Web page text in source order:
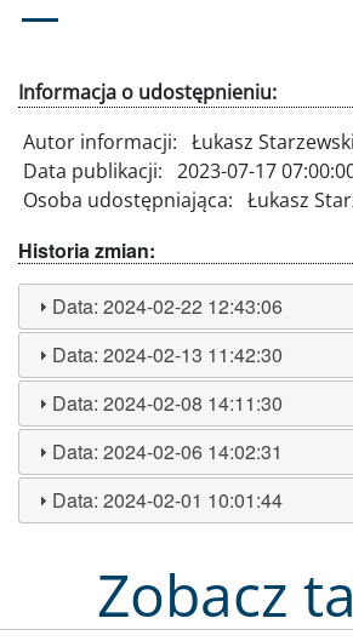
Informacja o udostępnieniu:
Autor informacji: Łukasz Starzewski
Data publikacji: 2023-07-17
Osoba udostępniająca: Łukasz
Historia zmian:
Data:2024-02-22 12:43:06
Data:2024-02-13 11:42:30
Data:2024-02-08 14:11:30
Data:2024-02-06 14:02:31
Data:2024-02-01 10:01:44
Zobacz